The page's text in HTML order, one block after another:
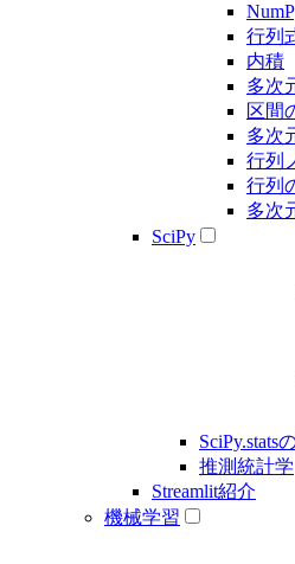
行列
内積
多次
区間
多次
行列
行列
多次
SciPy
SciPy.stats
推測統計学
Streamlit紹介
機械学習